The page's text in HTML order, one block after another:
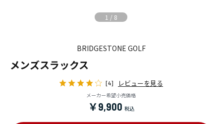
1 / 8
BRIDGESTONE GOLF
メンズスラックス
[4] レビューを見る
メーカー希望小売価格
￥9,900